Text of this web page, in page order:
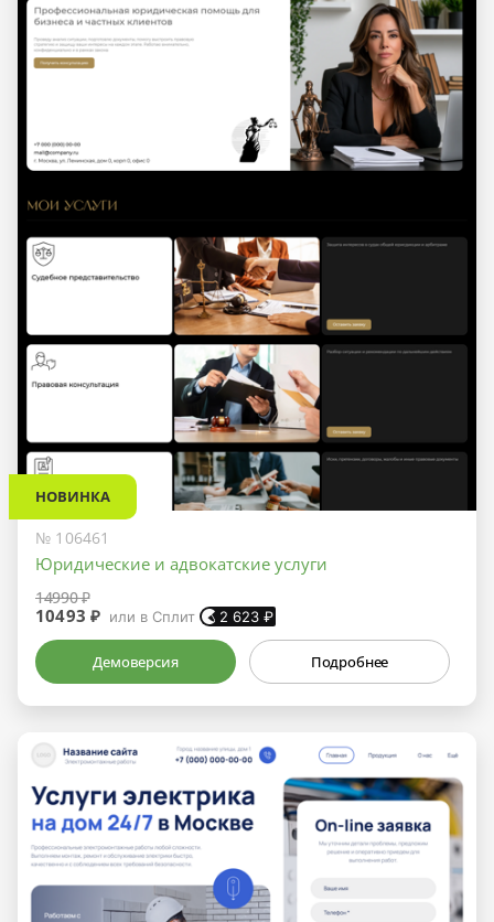
НОВИНКА
№ 106461
Юридические и адвокатские услуги
14990 ₽
10493 ₽ или в Сплит 2 623 ₽
Демоверсия Подробнее